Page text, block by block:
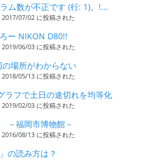
ム数が不正です (行: 1)。!...
2017/07/02 に投稿された
ー NIKON D80!!
2019/06/03 に投稿された
の場所がわからない
2018/05/13 に投稿された
ラフで土日の途切れを均等化
2019/02/03 に投稿された
－福岡市博物館－
2016/08/13 に投稿された
の読み方は？